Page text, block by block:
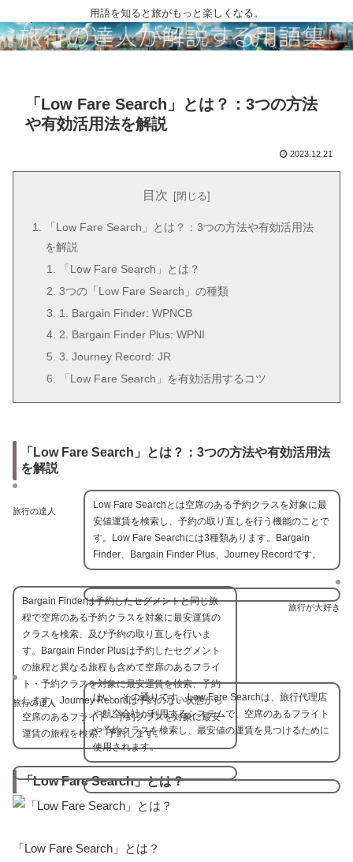
用語を知ると旅がもっと楽しくなる。
「Low Fare Search」とは？：3つの方法
や有効活用法を解説
2023.12.21
目次
「Low Fare Search」とは？：3つの方法や有効活用法
を解説
「Low Fare Search」とは？
3つの「Low Fare Search」の種類
1. Bargain Finder: WPNCB
2. Bargain Finder Plus: WPNI
3. Journey Record: JR
「Low Fare Search」を有効活用するコツ
「Low Fare Search」とは？：3つの方法や有効活用法
を解説
旅行の達人
Low Fare Searchとは空席のある予約クラスを対象に最
安値運賃を検索し、予約の取り直しを行う機能のことで
す。Low Fare Searchには3種類あります。Bargain
Finder、Bargain Finder Plus、Journey Recordです。
旅行が大好き
Bargain Finderは予約したセグメントと同じ旅
程で空席のある予約クラスを対象に最安運賃の
クラスを検索、及び予約の取り直しを行いま
す。Bargain Finder Plusは予約したセグメント
の旅程と異なる旅程も含めて空席のあるフライ
ト・予約クラスを対象に最安運賃を検索、予約
します。Journey Recordは予約のない状態から
空席のあるフライト・予約クラスを対象に最安
運賃の旅程を検索、予約します。
旅行の達人
はい、その通りです。Low Fare Searchは、旅行代理店
や航空会社が利用するシステムで、空席のあるフライト
や予約クラスを検索し、最安値の運賃を見つけるために
使用されます。
「Low Fare Search」とは？
「Low Fare Search」とは？